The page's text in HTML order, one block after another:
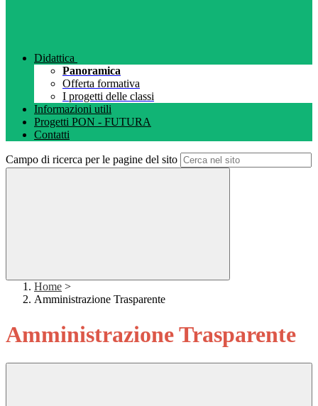
Didattica
Panoramica
Offerta formativa
I progetti delle classi
Informazioni utili
Progetti PON - FUTURA
Contatti
Campo di ricerca per le pagine del sito
Home >
Amministrazione Trasparente
Amministrazione Trasparente